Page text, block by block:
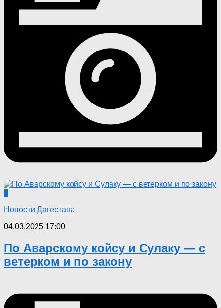
Новости Дагестана
04.03.2025 17:00
По Аварскому койсу и Сулаку — с
ветерком и по закону